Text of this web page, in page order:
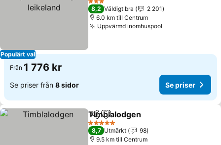
Populärt val
3 Stjärnor
8,2 Väldigt bra
2 201
6.0 km till Centrum
Uppvärmd inomhuspool
Från 1 776 kr
Se priser från 8 sidor Se priser
Dela Lägg till i Mina Favoriter
Timblalodgen
5 Stjärnor
8,7 Utmärkt
98
9.5 km till Centrum